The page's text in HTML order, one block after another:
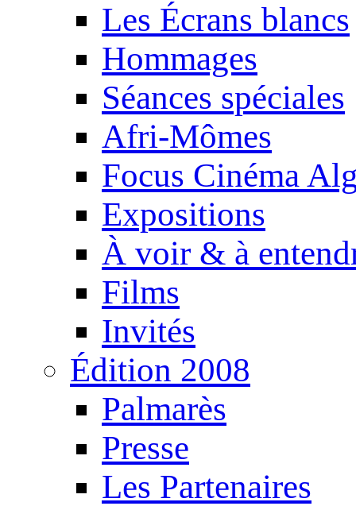
Les Écrans blancs
Hommages
Séances spéciales
Afri-Mômes
Focus Cinéma
Expositions
À voir & à
Films
Invités
Édition 2008
Palmarès
Presse
Les Partenaires